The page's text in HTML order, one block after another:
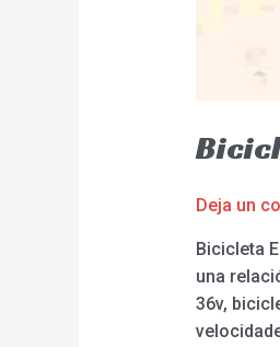
Deja un
Bicicleta
una
36v,